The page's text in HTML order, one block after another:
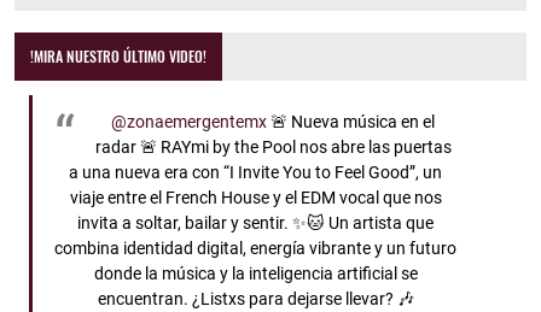
!MIRA NUESTRO ÚLTIMO VIDEO!
@zonaemergentemx🚨 Nueva música en el
radar 🚨 RAYmi by the Pool nos abre las puertas
a una nueva era con “I Invite You to Feel Good”, un
viaje entre el French House y el EDM vocal que nos
invita a soltar, bailar y sentir. ✨🐱 Un artista que
combina identidad digital, energía vibrante y un futuro
donde la música y la inteligencia artificial se
encuentran. ¿Listxs para dejarse llevar? 🎶